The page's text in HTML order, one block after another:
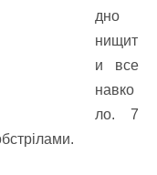
дно
нищит
и все
навко
ло. 7